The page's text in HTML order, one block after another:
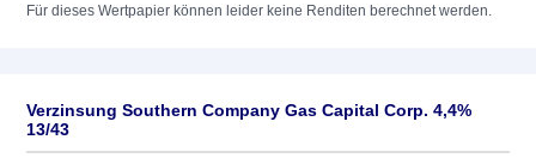
Für dieses Wertpapier können leider keine Renditen berechnet werden.
Verzinsung Southern Company Gas Capital Corp. 4,4%
13/43